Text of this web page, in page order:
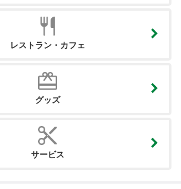
レストラン・カフェ
グッズ
サービス